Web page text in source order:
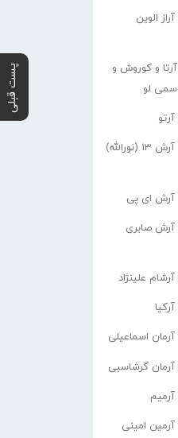
پست قبلی
آراز الوین
آرتا و کوروش و
سمی لو
آرتو
آرش 13 (نورالله)
آرش ای پی
آرش صابری
آرشام علینژاد
آرکیا
آرمان اسماعیلی
آرمان گرشاسبی
آرمیم
آرمین امینی